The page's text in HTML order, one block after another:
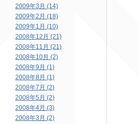
2009年3月 (14)
2009年2月 (18)
2009年1月 (10)
2008年12月 (21)
2008年11月 (21)
2008年10月 (2)
2008年9月 (1)
2008年8月 (1)
2008年7月 (2)
2008年5月 (2)
2008年4月 (3)
2008年3月 (2)